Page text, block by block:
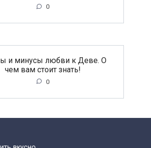
0
и минусы любви к Деве. О
чем вам стоит знать!
0